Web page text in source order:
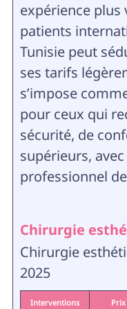
expérience plus
patients
Tunisie peut
ses tarifs
s’impose
pour ceux qui
sécurité, de
supérieurs,
professionnel
Chirurgie
Chirurgie
2025
Interventions Prix